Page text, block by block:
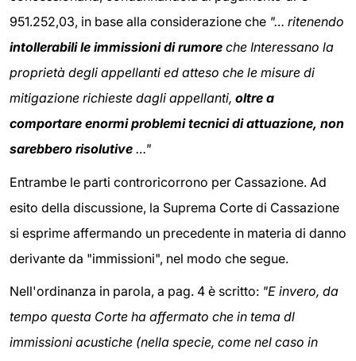
951.252,03, in base alla considerazione che "… ritenendo
intollerabili le immissioni di rumore che Interessano la
proprietà degli appellanti ed atteso che le misure di
mitigazione richieste dagli appellanti, oltre a
comportare enormi problemi tecnici di attuazione, non
sarebbero risolutive …"
Entrambe le parti controricorrono per Cassazione. Ad
esito della discussione, la Suprema Corte di Cassazione
si esprime affermando un precedente in materia di danno
derivante da "immissioni", nel modo che segue.
Nell'ordinanza in parola, a pag. 4 è scritto: "E invero, da
tempo questa Corte ha affermato che in tema dl
immissioni acustiche (nella specie, come nel caso in